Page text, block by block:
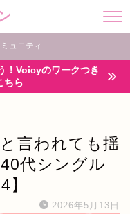
ュニティ
！Voicyのワークつき
ちら
言われても揺
代シングル
2026年5月13日